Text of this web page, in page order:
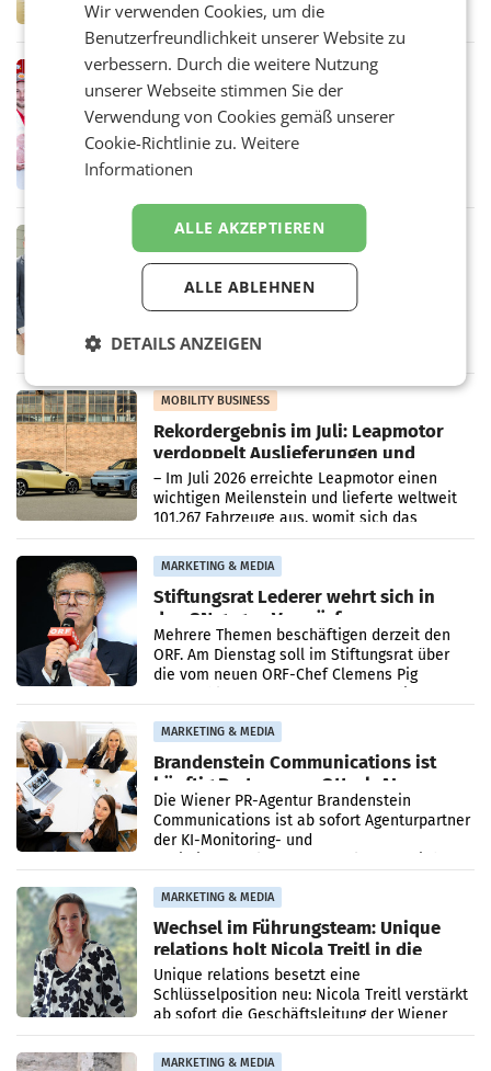
Handelskonzern Müller die Initiative
„Kreislauf-Helden“ in allen österreichischen
Müller-Filialen
RETAIL
Penny modernisiert zwei Filialen in
Ober- und Niederösterreich
WIENER NEUDORF. – Im Rahmen einer
erneuert Penny zwei Filialen in Nieder- und
RETAIL
Alles bereit für den Wechsel: Jürgen
Albrecht setzt ab 1.1.2027 auf Adeg
WIENER NEUDORF. – Die geplante
Vorarlberger Kaufmann Jürgen Albrecht ist
Bundeskartellanwalt
MOBILITY BUSINESS
Rekordergebnis im Juli: Leapmotor
verdoppelt Auslieferungen und
überschreitet die 100.000er-Marke
– Im Juli 2026 erreichte Leapmotor einen
wichtigen Meilenstein und lieferte weltweit
101.267 Fahrzeuge aus, womit sich das
Ergebnis gegenüber Juli 2025 mehr als
verdoppelte (+102
MARKETING & MEDIA
Stiftungsrat Lederer wehrt sich in
den SN gegen Vorwürfe
Mehrere Themen beschäftigen derzeit den
ORF. Am Dienstag soll im Stiftungsrat über
die vom neuen ORF-Chef Clemens Pig
MARKETING & MEDIA
Brandenstein Communications ist
künftig Partner von OtterlyAI
Die Wiener PR-Agentur Brandenstein
Communications ist ab sofort Agenturpartner
der KI-Monitoring- und
MARKETING & MEDIA
Wechsel im Führungsteam: Unique
relations holt Nicola Treitl in die
Geschäftsleitung
Unique relations besetzt eine
Schlüsselposition neu: Nicola Treitl verstärkt
ab sofort die Geschäftsleitung der Wiener
PR-Agentur an der Seite von Josef Kalina und
Anna Kalina-Mahr.
MARKETING & MEDIA
Wir verwenden Cookies, um die
Benutzerfreundlichkeit unserer Website zu
verbessern. Durch die weitere Nutzung
unserer Webseite stimmen Sie der
Verwendung von Cookies gemäß unserer
Cookie-Richtlinie zu.Weitere
Informationen
ALLE AKZEPTIEREN
ALLE ABLEHNEN
DETAILS ANZEIGEN